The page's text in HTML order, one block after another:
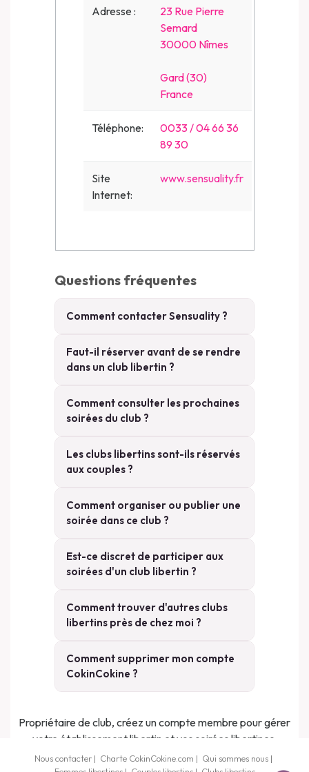
Adresse :
23 Rue Pierre
Semard
30000 Nîmes
Gard (30)
France
Téléphone:
0033 / 04 66 36
89 30
Site
Internet:
www.sensuality.fr
Questions fréquentes
Comment contacter Sensuality ?
Faut-il réserver avant de se rendre
dans un club libertin ?
Comment consulter les prochaines
soirées du club ?
Les clubs libertins sont-ils réservés
aux couples ?
Comment organiser ou publier une
soirée dans ce club ?
Est-ce discret de participer aux
soirées d'un club libertin ?
Comment trouver d'autres clubs
libertins près de chez moi ?
Comment supprimer mon compte
CokinCokine ?
Propriétaire de club, créez un compte membre pour gérer
votre établissement libertin et vos soirées libertines.
Nous contacter | Charte CokinCokine.com | Qui sommes nous |